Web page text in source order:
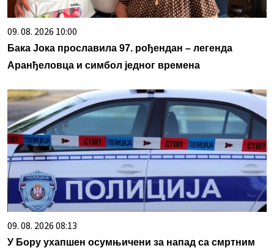
09. 08. 2026 10:00
Бака Јока прославила 97. рођендан – легенда
Аранђеловца и симбол једног времена
09. 08. 2026 08:13
У Бору ухапшен осумњичени за напад са смртним